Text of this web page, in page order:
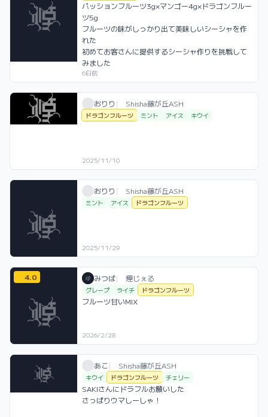
パッションフルーツ3g×マンゴー4g×ドラゴンフルー
ツ5g
フルーツの味がしっかり出て美味しいシーシャを作
れた
初めてお客さんに提供するシーシャ作りを挑戦して
みました
6日前
おりり / お店シーシャ / 2025年11月10日
おりり | Shisha藤が丘ASH
利用フレーバー
ドラゴンフルーツ ミント アイス キウイ
2025/11/10
おりり / お店シーシャ / 2025年11月29日
おりり | Shisha藤が丘ASH
利用フレーバー
ミント アイス ドラゴンフルーツ
2025/11/29
4.0 みつば / お店シーシャ / 2026年2月28日
みつば| 煙じぇる
利用フレーバー
グレープ ライチ ドラゴンフルーツ
コメント
フルーツ甘いMIX
評価
2026/2/28
あこ / お店シーシャ / 2025年10月14日
あこ| Shisha藤が丘ASH
利用フレーバー
キウイ ドラゴンフルーツ チェリー
コメント
SAKIさんにドラフルお願いした
さっぱりウマしーしゃ！